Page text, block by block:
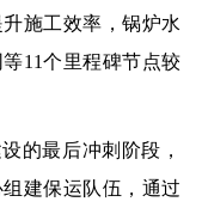
施工效率，锅炉水
11个里程碑节点较
的最后冲刺阶段，
建保运队伍，通过